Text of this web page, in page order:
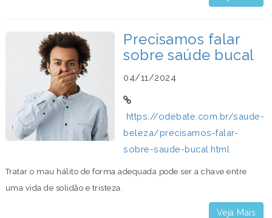
Precisamos falar
sobre saúde bucal
04/11/2024
https://odebate.com.br/saude-
beleza/precisamos-falar-
sobre-saude-bucal.html
Tratar o mau hálito de forma adequada pode ser a chave entre
uma vida de solidão e tristeza.
Veja Mais